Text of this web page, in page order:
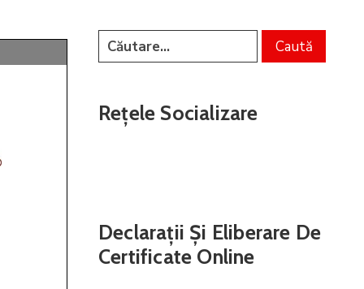
Rețele Socializare
Declarații Și Eliberare De
Certificate Online